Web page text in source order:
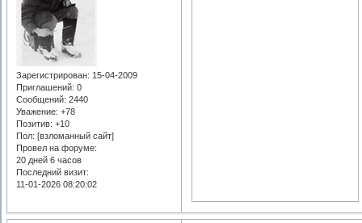
Зарегистрирован: 15-04-2009
Приглашений: 0
Сообщений: 2440
Уважение: +78
Позитив: +10
Пол: [взломанный сайт]
Провел на форуме:
20 дней 6 часов
Последний визит:
11-01-2026 08:20:02